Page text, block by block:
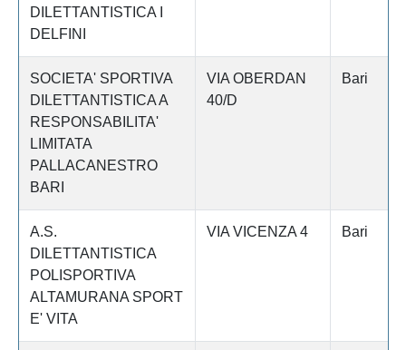
DILETTANTISTICA I
DELFINI
SOCIETA' SPORTIVA
DILETTANTISTICA A
RESPONSABILITA'
LIMITATA
PALLACANESTRO
BARI
VIA OBERDAN
40/D
Bari
A.S.
DILETTANTISTICA
POLISPORTIVA
ALTAMURANA SPORT
E' VITA
VIA VICENZA 4 Bari